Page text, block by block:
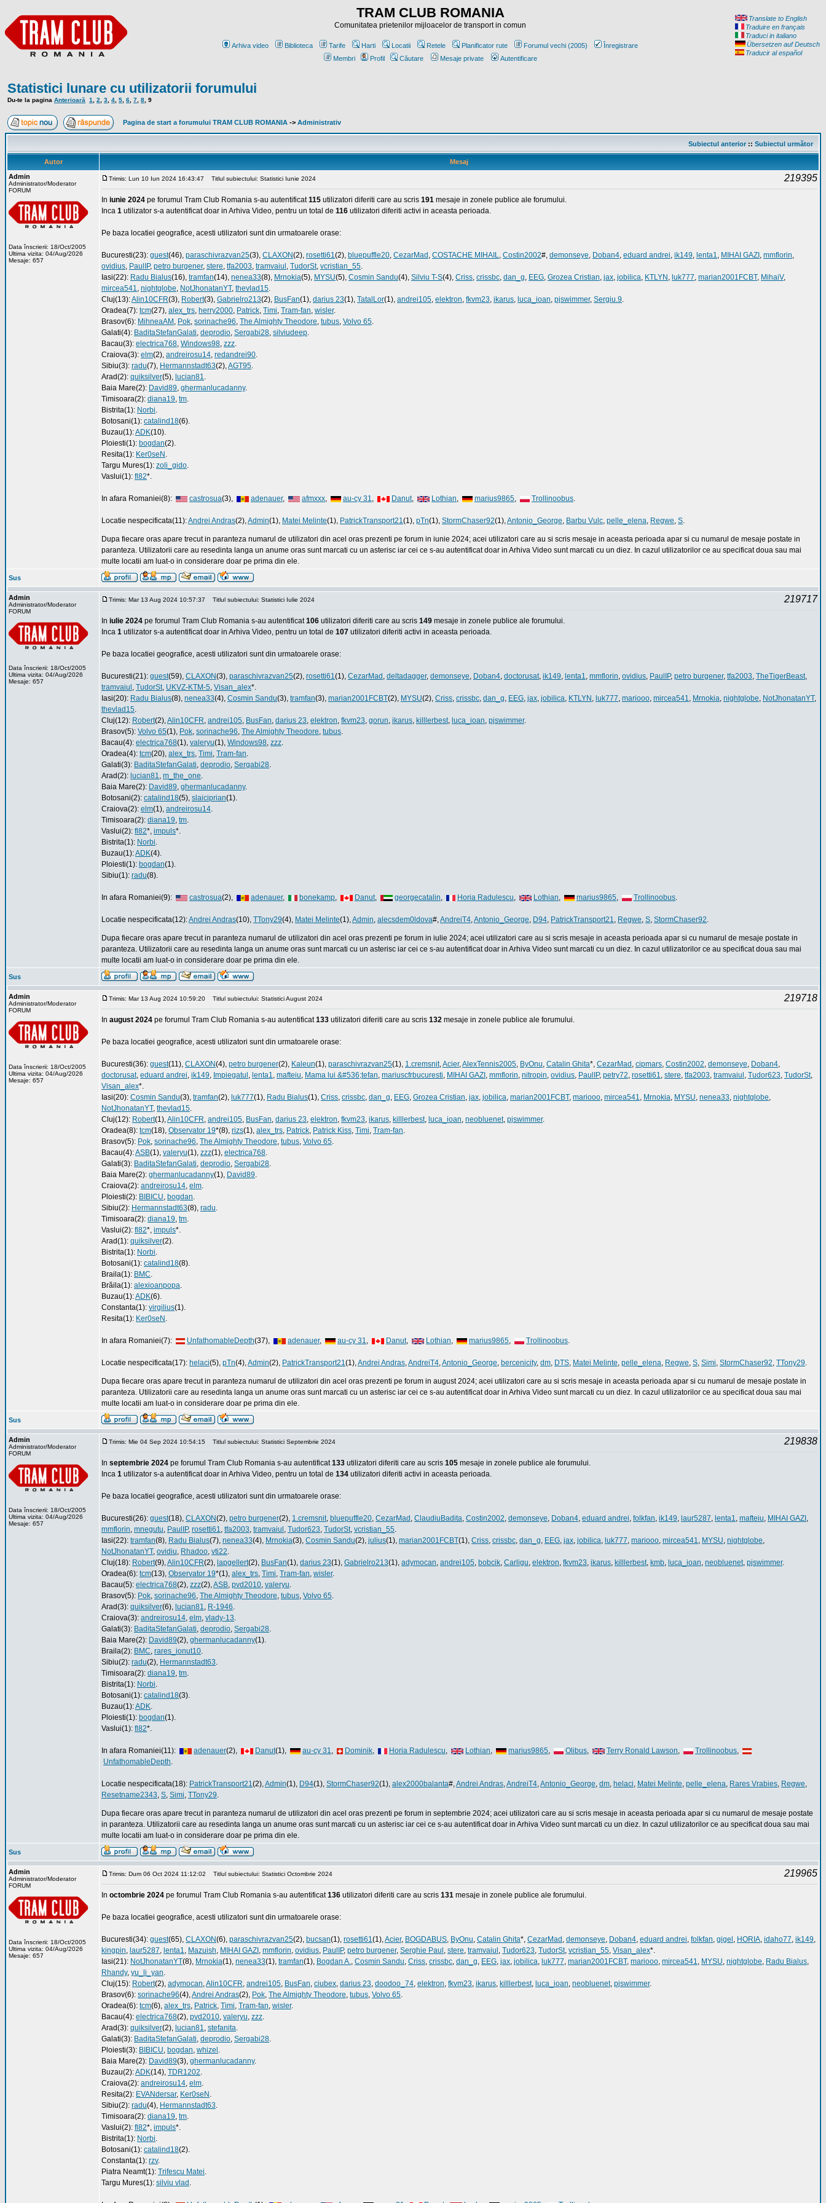
TRAM CLUB ROMANIA
Comunitatea prietenilor mijloacelor de transport in comun
Arhiva video Biblioteca Tarife Harti Locatii Retele Planificator rute Forumul vechi (2005)
Înregistrare
Membri
Profil Căutare Mesaje private Autentificare
Translate to English
Traduire en français
Traduci in italiano
Übersetzen auf Deutsch
Traducir al español
Statistici lunare cu utilizatorii forumului
Du-te la pagina Anterioară 1 2 3 4 5 6 7 8 9
Pagina de start a forumului TRAM CLUB ROMANIA -> Administrativ
Subiectul anterior:: Subiectul următor
Autor
Mesaj
Admin
Administrator/Moderator
FORUM
Data înscrierii: 18/Oct/2005
Ultima vizita: 04/Aug/2026
Mesaje: 657
Trimis: Lun 10 Iun 2024 16:43:47 Titlul subiectului: Statistici Iunie 2024 219395
In iunie 2024 pe forumul Tram Club Romania s-au autentificat115 utilizatori diferiti care au scris 191 mesaje in zonele publice ale forumului.
Inca 1 utilizator s-a autentificat doar in Arhiva Video, pentru un total de 116 utilizatori diferiti activi in aceasta perioada.
Pe baza locatiei geografice, acesti utilizatori sunt din urmatoarele orase:
Bucuresti(23): guest(46), paraschivrazvan25(3), CLAXON(2), rosetti61(2), bluepuffle20, CezarMad , COSTACHE MIHAIL, Costin2002#, demonseye, Doban4, eduard andrei, ik149, lenta1, MIHAI GAZI , mmflorin,
ovidius, PaulIP, petro burgener, stere, tfa2003, tramvaiul , TudorSt, vcristian_55.
Iasi(22): Radu Bialus(16), tramfan(14), nenea33(8), Mrnokia(5), MYSU(5), Cosmin Sandu(4), Silviu T-S(4), Criss, crissbc, dan_g, EEG, Grozea Cristian, jax, jobilica, KTLYN , luk777, marian2001FCBT, MihaiV,
mircea541, nightglobe, NotJhonatanYT, thevlad15.
Cluj(13):Alin10CFR(3), Robert(3), Gabrielro213(2), BusFan(1), darius 23(1), TatalLor(1), andrei105, elektron, fkvm23, ikarus, luca_ioan, pjswimmer, Sergiu.9.
Oradea(7): tcm(27), alex_trs, herry2000, Patrick, Timi, Tram-fan, wisler.
Brasov(6): MihneaAM , Pok, sorinache96, The Almighty Theodore, tubus, Volvo 65.
Galati(4): BaditaStefanGalati, deprodio, Sergabi28, silviudeep.
Bacau(3): electrica768, Windows98, zzz.
Craiova(3): elm(2), andreirosu14, redandrei90.
Sibiu(3): radu(7), Hermannstadt63(2),AGT95.
Arad(2): quiksilver(5), lucian81.
Baia Mare(2): David89, ghermanlucadanny.
Timisoara(2): diana19, tm.
Bistrita(1): Norbi.
Botosani(1): catalind18(6).
Buzau(1):ADK(10).
Ploiesti(1): bogdan(2).
Resita(1): Ker0seN .
Targu Mures(1): zoli_gido.
Vaslui(1): fl82*.
In afara Romaniei(8): castrosua(3), adenauer, afmxxx, au-cy 31, Danut, Lothian, marius9865, Trollinoobus.
Locatie nespecificata(11):Andrei Andras(2),Admin(1), Matei Melinte(1), PatrickTransport21(1), pTn(1), StormChaser92(1),Antonio_George, Barbu Vulc, pelle_elena, Regwe, S.
Dupa fiecare oras apare trecut in paranteza numarul de utilizatori din acel oras prezenti pe forum in iunie 2024; acei utilizatori care au si scris mesaje in aceasta perioada apar si cu numarul de mesaje postate in
paranteza. Utilizatorii care au resedinta langa un anume oras sunt marcati cu un asterisc iar cei ce s-au autentificat doar in Arhiva Video sunt marcati cu un diez. In cazul utilizatorilor ce au specificat doua sau mai
multe locatii am luat-o in considerare doar pe prima din ele.
Sus
Admin
Administrator/Moderator
FORUM
Data înscrierii: 18/Oct/2005
Ultima vizita: 04/Aug/2026
Mesaje: 657
Trimis: Mar 13 Aug 2024 10:57:37 Titlul subiectului: Statistici Iulie 2024 219717
In iulie 2024 pe forumul Tram Club Romania s-au autentificat106 utilizatori diferiti care au scris 149 mesaje in zonele publice ale forumului.
Inca 1 utilizator s-a autentificat doar in Arhiva Video, pentru un total de 107 utilizatori diferiti activi in aceasta perioada.
Pe baza locatiei geografice, acesti utilizatori sunt din urmatoarele orase:
Bucuresti(21): guest(59), CLAXON(3), paraschivrazvan25(2), rosetti61(1), CezarMad , deltadagger, demonseye, Doban4, doctorusat, ik149, lenta1, mmflorin, ovidius, PaulIP, petro burgener, tfa2003, TheTigerBeast,
tramvaiul , TudorSt, UKVZ-KTM-5, Visan_alex*.
Iasi(20): Radu Bialus(8), nenea33(4), Cosmin Sandu(3), tramfan(3), marian2001FCBT(2), MYSU(2), Criss, crissbc, dan_g, EEG, jax, jobilica, KTLYN , luk777, mariooo, mircea541, Mrnokia, nightglobe, NotJhonatanYT,
thevlad15.
Cluj(12): Robert(2),Alin10CFR, andrei105, BusFan, darius 23, elektron, fkvm23, gorun, ikarus, killlerbest, luca_ioan, pjswimmer.
Brasov(5): Volvo 65(1), Pok, sorinache96, The Almighty Theodore, tubus.
Bacau(4): electrica768(1), valeryu(1), Windows98, zzz.
Oradea(4): tcm(20), alex_trs, Timi, Tram-fan.
Galati(3): BaditaStefanGalati, deprodio, Sergabi28.
Arad(2): lucian81, m_the_one.
Baia Mare(2): David89, ghermanlucadanny.
Botosani(2): catalind18(5), slaiciprian(1).
Craiova(2): elm(1), andreirosu14.
Timisoara(2): diana19, tm.
Vaslui(2): fl82*, impuls*.
Bistrita(1): Norbi.
Buzau(1):ADK(4).
Ploiesti(1): bogdan(1).
Sibiu(1): radu(8).
In afara Romaniei(9): castrosua(2), adenauer, bonekamp, Danut, georgecatalin, Horia Radulescu, Lothian, marius9865, Trollinoobus.
Locatie nespecificata(12):Andrei Andras(10), TTony29(4), Matei Melinte(1),Admin, alecsdem0ldova#,AndreiT4,Antonio_George, D94, PatrickTransport21, Regwe, S, StormChaser92.
Dupa fiecare oras apare trecut in paranteza numarul de utilizatori din acel oras prezenti pe forum in iulie 2024; acei utilizatori care au si scris mesaje in aceasta perioada apar si cu numarul de mesaje postate in
paranteza. Utilizatorii care au resedinta langa un anume oras sunt marcati cu un asterisc iar cei ce s-au autentificat doar in Arhiva Video sunt marcati cu un diez. In cazul utilizatorilor ce au specificat doua sau mai
multe locatii am luat-o in considerare doar pe prima din ele.
Sus
Admin
Administrator/Moderator
FORUM
Data înscrierii: 18/Oct/2005
Ultima vizita: 04/Aug/2026
Mesaje: 657
Trimis: Mar 13 Aug 2024 10:59:20 Titlul subiectului: Statistici August 2024 219718
In august 2024 pe forumul Tram Club Romania s-au autentificat133 utilizatori diferiti care au scris 132 mesaje in zonele publice ale forumului.
Pe baza locatiei geografice, acesti utilizatori sunt din urmatoarele orase:
Bucuresti(36): guest(11), CLAXON(4), petro burgener(2), Kaleun(1), paraschivrazvan25(1), 1.cremsnit,Acier,AlexTennis2005, ByOnu, Catalin Ghita*, CezarMad , cipmars, Costin2002, demonseye, Doban4,
doctorusat, eduard andrei, ik149, Impiegatul , lenta1, mafteiu, Mama lui &#536;tefan, mariuscfrbucuresti, MIHAI GAZI , mmflorin, nitropin, ovidius, PaulIP, petry72, rosetti61, stere, tfa2003, tramvaiul , Tudor623, TudorSt,
Visan_alex*.
Iasi(20): Cosmin Sandu(3), tramfan(2), luk777(1), Radu Bialus(1), Criss, crissbc, dan_g, EEG, Grozea Cristian, jax, jobilica, marian2001FCBT, mariooo, mircea541, Mrnokia, MYSU, nenea33, nightglobe,
NotJhonatanYT, thevlad15.
Cluj(12): Robert(1),Alin10CFR, andrei105, BusFan, darius 23, elektron, fkvm23, ikarus, killlerbest, luca_ioan, neobluenet, pjswimmer.
Oradea(8): tcm(18), Observator 19*(8), rizs(1), alex_trs, Patrick, Patrick Kiss, Timi, Tram-fan.
Brasov(5): Pok, sorinache96, The Almighty Theodore, tubus, Volvo 65.
Bacau(4):ASB(1), valeryu(1), zzz(1), electrica768.
Galati(3): BaditaStefanGalati, deprodio, Sergabi28.
Baia Mare(2): ghermanlucadanny(1), David89.
Craiova(2): andreirosu14, elm.
Ploiesti(2): BIBICU, bogdan.
Sibiu(2): Hermannstadt63(8), radu.
Timisoara(2): diana19, tm.
Vaslui(2): fl82*, impuls*.
Arad(1): quiksilver(2).
Bistrita(1): Norbi.
Botosani(1): catalind18(8).
Braila(1): BMC.
Brăila(1): alexioanpopa.
Buzau(1):ADK(6).
Constanta(1): virgilius(1).
Resita(1): Ker0seN .
In afara Romaniei(7): UnfathomableDepth(37), adenauer, au-cy 31, Danut, Lothian, marius9865, Trollinoobus.
Locatie nespecificata(17): helaci(5), pTn(4),Admin(2), PatrickTransport21(1),Andrei Andras,AndreiT4,Antonio_George, bercenicity, dm, DTS, Matei Melinte, pelle_elena, Regwe, S, Simi, StormChaser92, TTony29.
Dupa fiecare oras apare trecut in paranteza numarul de utilizatori din acel oras prezenti pe forum in august 2024; acei utilizatori care au si scris mesaje in aceasta perioada apar si cu numarul de mesaje postate in
paranteza. Utilizatorii care au resedinta langa un anume oras sunt marcati cu un asterisc iar cei ce s-au autentificat doar in Arhiva Video sunt marcati cu un diez. In cazul utilizatorilor ce au specificat doua sau mai
multe locatii am luat-o in considerare doar pe prima din ele.
Sus
Admin
Administrator/Moderator
FORUM
Data înscrierii: 18/Oct/2005
Ultima vizita: 04/Aug/2026
Mesaje: 657
Trimis: Mie 04 Sep 2024 10:54:15 Titlul subiectului: Statistici Septembrie 2024 219838
In septembrie 2024 pe forumul Tram Club Romania s-au autentificat133 utilizatori diferiti care au scris 105 mesaje in zonele publice ale forumului.
Inca 1 utilizator s-a autentificat doar in Arhiva Video, pentru un total de 134 utilizatori diferiti activi in aceasta perioada.
Pe baza locatiei geografice, acesti utilizatori sunt din urmatoarele orase:
Bucuresti(26): guest(18), CLAXON(2), petro burgener(2), 1.cremsnit, bluepuffle20, CezarMad , ClaudiuBadita, Costin2002, demonseye, Doban4, eduard andrei, folkfan, ik149, laur5287, lenta1, mafteiu, MIHAI GAZI ,
mmflorin, mnegutu, PaulIP, rosetti61, tfa2003, tramvaiul , Tudor623, TudorSt, vcristian_55.
Iasi(22): tramfan(8), Radu Bialus(7), nenea33(4), Mrnokia(3), Cosmin Sandu(2), julius(1), marian2001FCBT(1), Criss, crissbc, dan_g, EEG, jax, jobilica, luk777, mariooo, mircea541, MYSU, nightglobe,
NotJhonatanYT, ovidiu, Rhadoo, vti22.
Cluj(18): Robert(9),Alin10CFR(2), lapgellert(2), BusFan(1), darius 23(1), Gabrielro213(1), adymocan, andrei105, bobcik, Carligu, elektron, fkvm23, ikarus, killlerbest, kmb, luca_ioan, neobluenet, pjswimmer.
Oradea(6): tcm(13), Observator 19*(1), alex_trs, Timi, Tram-fan, wisler.
Bacau(5): electrica768(2), zzz(2),ASB, pvd2010, valeryu.
Brasov(5): Pok, sorinache96, The Almighty Theodore, tubus, Volvo 65.
Arad(3): quiksilver(6), lucian81, R-1946.
Craiova(3): andreirosu14, elm, vlady-13.
Galati(3): BaditaStefanGalati, deprodio, Sergabi28.
Baia Mare(2): David89(2), ghermanlucadanny(1).
Braila(2): BMC, rares_ionut10.
Sibiu(2): radu(2), Hermannstadt63.
Timisoara(2): diana19, tm.
Bistrita(1): Norbi.
Botosani(1): catalind18(3).
Buzau(1):ADK.
Ploiesti(1): bogdan(1).
Vaslui(1): fl82*.
In afara Romaniei(11): adenauer(2), Danut(1), au-cy 31, Dominik, Horia Radulescu, Lothian, marius9865, Olibus, Terry Ronald Lawson, Trollinoobus,
UnfathomableDepth.
Locatie nespecificata(18): PatrickTransport21(2),Admin(1), D94(1), StormChaser92(1), alex2000balanta#,Andrei Andras,AndreiT4,Antonio_George, dm, helaci, Matei Melinte, pelle_elena, Rares Vrabies, Regwe,
Resetname2343, S, Simi, TTony29.
Dupa fiecare oras apare trecut in paranteza numarul de utilizatori din acel oras prezenti pe forum in septembrie 2024; acei utilizatori care au si scris mesaje in aceasta perioada apar si cu numarul de mesaje postate
in paranteza. Utilizatorii care au resedinta langa un anume oras sunt marcati cu un asterisc iar cei ce s-au autentificat doar in Arhiva Video sunt marcati cu un diez. In cazul utilizatorilor ce au specificat doua sau mai
multe locatii am luat-o in considerare doar pe prima din ele.
Sus
Admin
Administrator/Moderator
FORUM
Data înscrierii: 18/Oct/2005
Ultima vizita: 04/Aug/2026
Mesaje: 657
Trimis: Dum 06 Oct 2024 11:12:02 Titlul subiectului: Statistici Octombrie 2024 219965
In octombrie 2024 pe forumul Tram Club Romania s-au autentificat136 utilizatori diferiti care au scris 131 mesaje in zonele publice ale forumului.
Pe baza locatiei geografice, acesti utilizatori sunt din urmatoarele orase:
Bucuresti(34): guest(65), CLAXON(6), paraschivrazvan25(2), bucsan(1), rosetti61(1),Acier, BOGDABUS, ByOnu, Catalin Ghita*, CezarMad , demonseye, Doban4, eduard andrei, folkfan, gigel , HORIA, idaho77, ik149,
kingpin, laur5287, lenta1, Mazuish, MIHAI GAZI , mmflorin, ovidius, PaulIP, petro burgener, Serghie Paul , stere, tramvaiul , Tudor623, TudorSt, vcristian_55, Visan_alex*.
Iasi(21): NotJhonatanYT(8), Mrnokia(1), nenea33(1), tramfan(1), Bogdan A., Cosmin Sandu, Criss, crissbc, dan_g, EEG, jax, jobilica, luk777, marian2001FCBT, mariooo, mircea541, MYSU, nightglobe, Radu Bialus,
Rhandy, yu_li_yan.
Cluj(15): Robert(2), adymocan,Alin10CFR, andrei105, BusFan, ciubex, darius 23, doodoo_74, elektron, fkvm23, ikarus, killlerbest, luca_ioan, neobluenet, pjswimmer.
Brasov(6): sorinache96(4),Andrei Andras(2), Pok, The Almighty Theodore, tubus, Volvo 65.
Oradea(6): tcm(6), alex_trs, Patrick, Timi, Tram-fan, wisler.
Bacau(4): electrica768(2), pvd2010, valeryu, zzz.
Arad(3): quiksilver(2), lucian81, stefanita.
Galati(3): BaditaStefanGalati, deprodio, Sergabi28.
Ploiesti(3): BIBICU, bogdan, whizel .
Baia Mare(2): David89(3), ghermanlucadanny.
Buzau(2):ADK(14), TDR1202.
Craiova(2): andreirosu14, elm.
Resita(2): EVANdersar, Ker0seN .
Sibiu(2): radu(4), Hermannstadt63.
Timisoara(2): diana19, tm.
Vaslui(2): fl82*, impuls*.
Bistrita(1): Norbi.
Botosani(1): catalind18(2).
Constanta(1): rzv.
Piatra Neamt(1): Trifescu Matei.
Targu Mures(1): silviu vlad .